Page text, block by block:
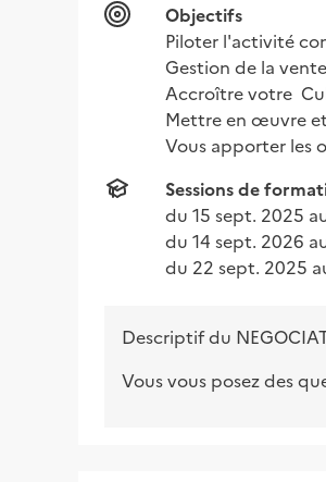
Objectifs
Piloter l'activité
Gestion de la
Accroître votre
Mettre en œuvre
Vous apporter les
Sessions de
du 15 sept. 2025
du 14 sept. 2026
du 22 sept. 2025
Descriptif du
Vous vous posez des